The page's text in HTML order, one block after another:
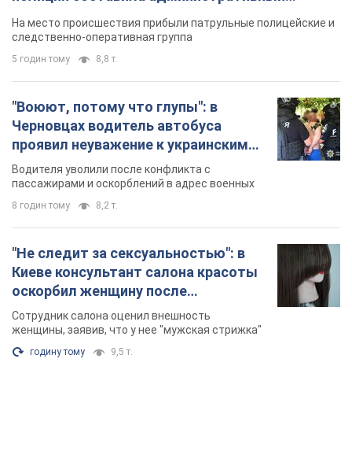
"Не следит за сексуальностью": в
Киеве консультант салона красоты
оскорбил женщину после
химиотерапии, разгорелся скандал.
Фото
Сотрудник салона оценил внешность
женщины, заявив, что у нее "мужская стрижка"
годину тому 9,5 т.